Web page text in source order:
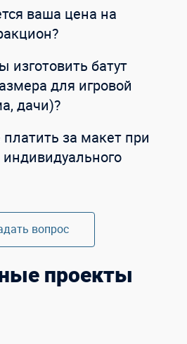
в 1 клик
ваша цена на
изготовить батут
для игровой
дачи)?
за макет при
вопрос
проекты